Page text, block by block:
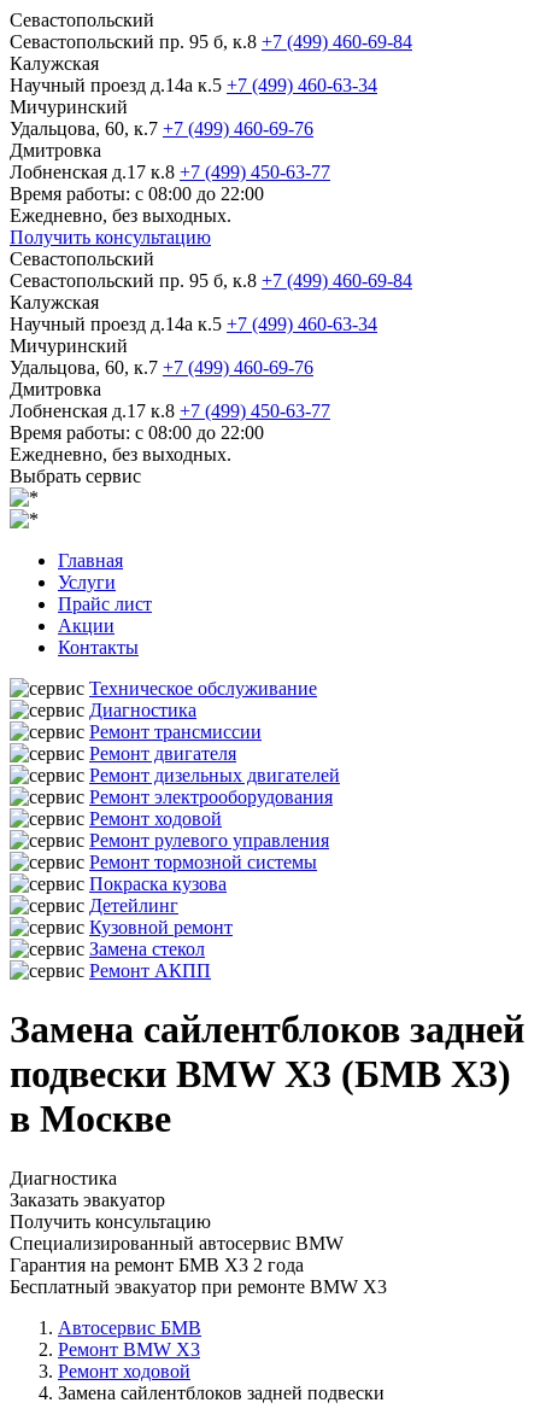
Севастопольский
Севастопольский пр. 95 б, к.8 +7 (499) 460-69-84
Калужская
Научный проезд д.14а к.5 +7 (499) 460-63-34
Мичуринский
Удальцова, 60, к.7 +7 (499) 460-69-76
Дмитровка
Лобненская д.17 к.8 +7 (499) 450-63-77
Время работы: с 08:00 до 22:00
Ежедневно, без выходных.
Получить консультацию
Севастопольский
Севастопольский пр. 95 б, к.8 +7 (499) 460-69-84
Калужская
Научный проезд д.14а к.5 +7 (499) 460-63-34
Мичуринский
Удальцова, 60, к.7 +7 (499) 460-69-76
Дмитровка
Лобненская д.17 к.8 +7 (499) 450-63-77
Время работы: с 08:00 до 22:00
Ежедневно, без выходных.
Выбрать сервис
Главная
Услуги
Прайс лист
Акции
Контакты
Техническое обслуживание
Диагностика
Ремонт трансмиссии
Ремонт двигателя
Ремонт дизельных двигателей
Ремонт электрооборудования
Ремонт ходовой
Ремонт рулевого управления
Ремонт тормозной системы
Покраска кузова
Детейлинг
Кузовной ремонт
Замена стекол
Ремонт АКПП
Замена сайлентблоков задней
подвески BMW X3 (БМВ Х3)
в Москве
Диагностика
Заказать эвакуатор
Получить консультацию
Специализированный автосервис BMW
Гарантия на ремонт БМВ Х3 2 года
Бесплатный эвакуатор при ремонте BMW X3
Автосервис БМВ
Ремонт BMW X3
Ремонт ходовой
Замена сайлентблоков задней подвески